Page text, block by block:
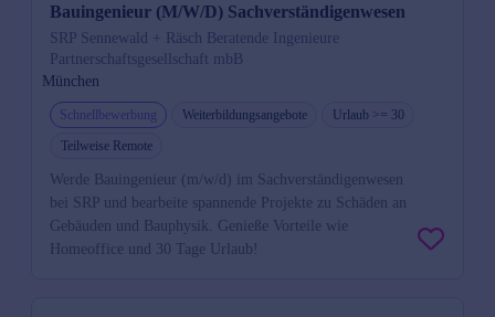
Bauingenieur (M/W/D) Sachverständigenwesen
SRP Sennewald + Räsch Beratende Ingenieure
Partnerschaftsgesellschaft mbB
München
Schnellbewerbung Weiterbildungsangebote
Urlaub >= 30
Teilweise Remote
Werde Bauingenieur (m/w/d) im Sachverständigenwesen
bei SRP und bearbeite spannende Projekte zu Schäden an
Gebäuden und Bauphysik. Genieße Vorteile wie
Homeoffice und 30 Tage Urlaub!